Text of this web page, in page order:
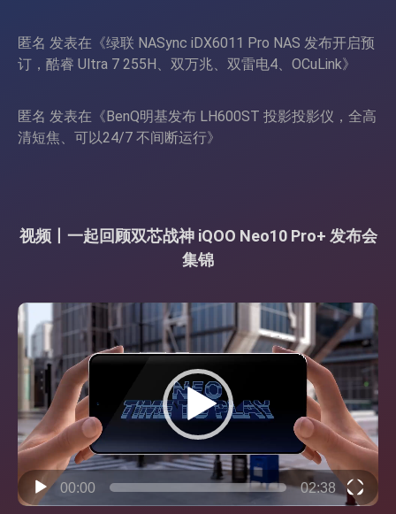
匿名 发表在《绿联 NASync iDX6011 Pro NAS 发布开启预
订，酷睿 Ultra 7 255H、双万兆、双雷电4、OCuLink》
匿名 发表在《BenQ明基发布 LH600ST 投影投影仪，全高
清短焦、可以24/7 不间断运行》
视频丨一起回顾双芯战神 iQOO Neo10 Pro+ 发布会
集锦
视
频
播
放
00:00 02:38